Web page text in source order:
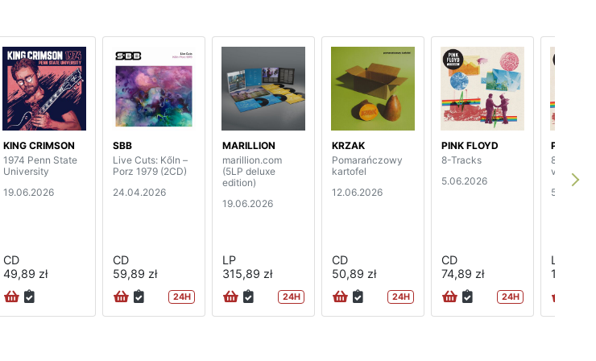
KING CRIMSON
1974 Penn State
University
19.06.2026
CD
49,89 zł
SBB
Live Cuts: Kőln –
Porz 1979 (2CD)
24.04.2026
CD
59,89 zł
24H
MARILLION
marillion.com
(5LP deluxe
edition)
19.06.2026
LP
315,89 zł
24H
KRZAK
Pomarańczowy
kartofel
12.06.2026
CD
50,89 zł
24H
PINK FLOYD
8-Tracks
5.06.2026
CD
74,89 zł
24H
PINK
8-Tracks
vinyl)
5.06.2026
LP
128,89